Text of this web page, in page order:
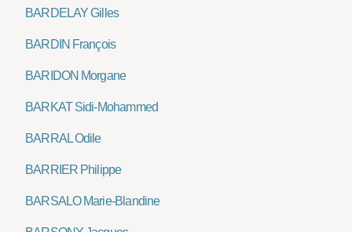
BARDELAY Gilles
BARDIN François
BARIDON Morgane
BARKAT Sidi-Mohammed
BARRAL Odile
BARRIER Philippe
BARSALO Marie-Blandine